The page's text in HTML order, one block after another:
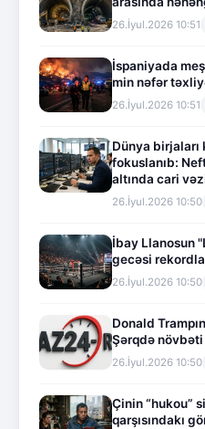
26.İyul.2026 10:51
İspaniyada
min nəfər
26.İyul.2026 10:51
Dünya
fokuslanıb:
altında cari
26.İyul.2026 10:50
İbay Llanosun
gecəsi
26.İyul.2026 10:50
Donald
Şərqdə
26.İyul.2026 10:50
Çinin “hukou”
qarşısındakı